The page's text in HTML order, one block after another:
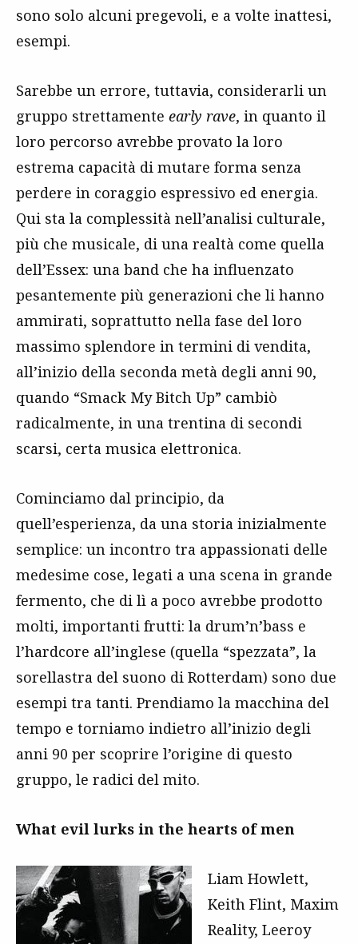
sono solo alcuni pregevoli, e a volte inattesi,
esempi.
Sarebbe un errore, tuttavia, considerarli un
gruppo strettamente early rave, in quanto il
loro percorso avrebbe provato la loro
estrema capacità di mutare forma senza
perdere in coraggio espressivo ed energia.
Qui sta la complessità nell’analisi culturale,
più che musicale, di una realtà come quella
dell’Essex: una band che ha influenzato
pesantemente più generazioni che li hanno
ammirati, soprattutto nella fase del loro
massimo splendore in termini di vendita,
all’inizio della seconda metà degli anni 90,
quando “Smack My Bitch Up” cambiò
radicalmente, in una trentina di secondi
scarsi, certa musica elettronica.
Cominciamo dal principio, da
quell’esperienza, da una storia inizialmente
semplice: un incontro tra appassionati delle
medesime cose, legati a una scena in grande
fermento, che di lì a poco avrebbe prodotto
molti, importanti frutti: la drum’n’bass e
l’hardcore all’inglese (quella “spezzata”, la
sorellastra del suono di Rotterdam) sono due
esempi tra tanti. Prendiamo la macchina del
tempo e torniamo indietro all’inizio degli
anni 90 per scoprire l’origine di questo
gruppo, le radici del mito.
What evil lurks in the hearts of men
Liam Howlett,
Keith Flint, Maxim
Reality, Leeroy